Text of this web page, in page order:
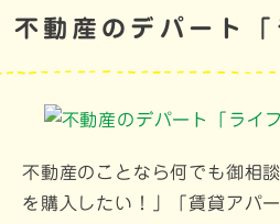
不動産のデパート「
不動産のことなら何でも御相
を購入したい！」「賃貸アパ